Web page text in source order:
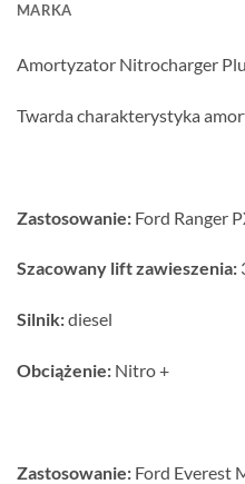
MARKA
Amortyzator Nitrocharger
Twarda charakterystyka
Zastosowanie: Ford Ranger
Szacowany lift zawieszenia:
Silnik:diesel
Obciążenie: Nitro +
Zastosowanie: Ford Everest